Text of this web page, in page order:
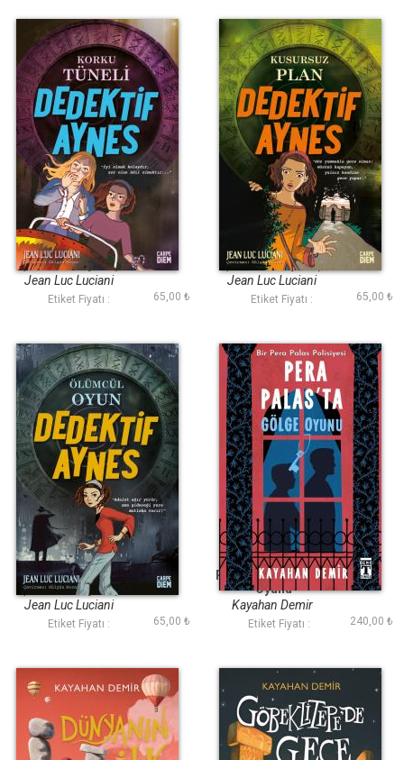
Korku Tüneli
(Dedektif Aynes)
Jean Luc Luciani
Etiket Fiyatı : 65,00 ₺
Kusursuz Plan
(Dedektif Aynes)
Jean Luc Luciani
Etiket Fiyatı : 65,00 ₺
Ölümcül Oyun
(Dedektif Aynes)
Jean Luc Luciani
Etiket Fiyatı : 65,00 ₺
Pera Palasta Gölge
Oyunu
Kayahan Demir
Etiket Fiyatı : 240,00 ₺